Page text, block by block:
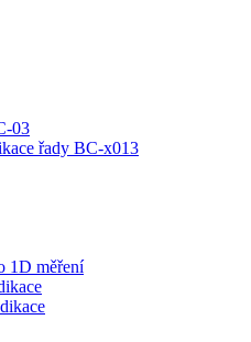
03
řady BC-x013
1D měření